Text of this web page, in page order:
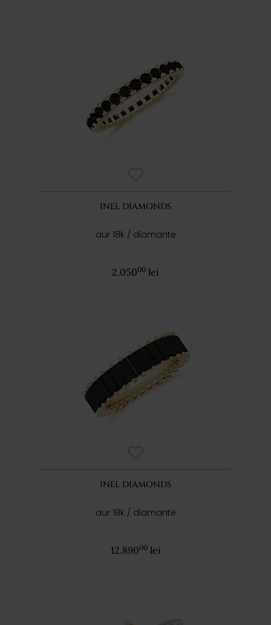
INEL DIAMONDS
aur 18k / diamante
2.05000 lei
INEL DIAMONDS
aur 18k / diamante
12.89000 lei